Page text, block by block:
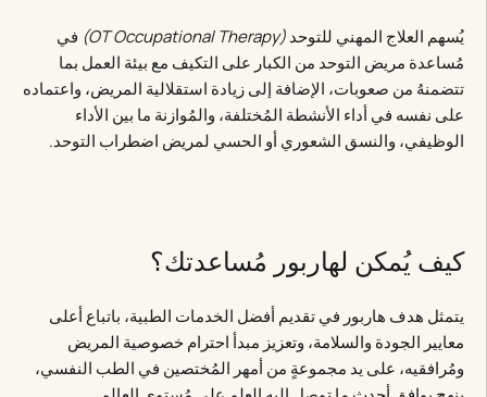
يُسهم العلاج المهني للتوحد(OT Occupational Therapy)
في
مُساعدة مريض التوحد من الكبار على التكيف مع بيئة العمل بما
تتضمنهُ من صعوبات، الإضافة إلى زيادة استقلالية المريض، واعتماده
على نفسه في أداء الأنشطة المُختلفة، والمُوازنة ما بين الأداء
الوظيفي، والنسق الشعوري أو الحسي لمريض اضطراب التوحد.
كيف يُمكن لهاربور مُساعدتك؟
يتمثل هدف هاربور في تقديم أفضل الخدمات الطبية، باتباع أعلى
معايير الجودة والسلامة، وتعزيز مبدأ احترام خصوصية المريض
ومُرافقيه، على يد مجموعةٍ من أمهر المُختصين في الطب النفسي،